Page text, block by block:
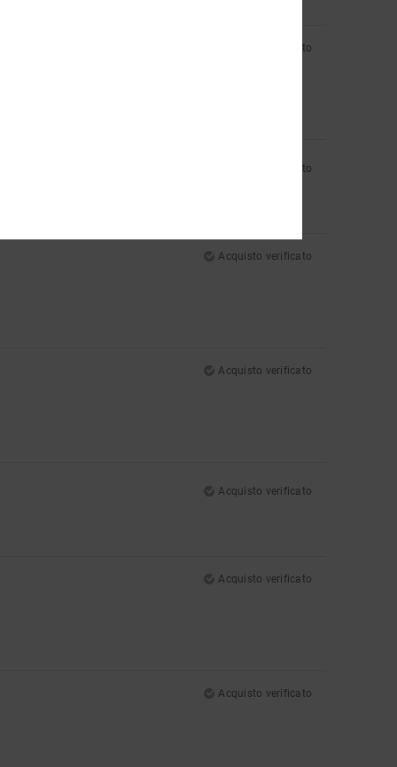
Acquisto verificato
Acquisto verificato
Acquisto verificato
Acquisto verificato
Acquisto verificato
Acquisto verificato
Acquisto verificato